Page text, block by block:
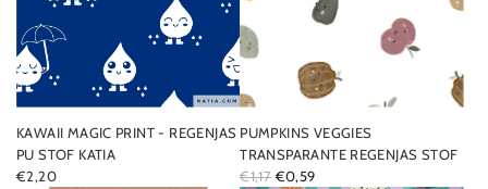
KAWAII MAGIC PRINT - REGENJAS
PU STOF KATIA
€2,20
PUMPKINS VEGGIES
TRANSPARANTE REGENJAS STOF
R
€1,17 €0,59